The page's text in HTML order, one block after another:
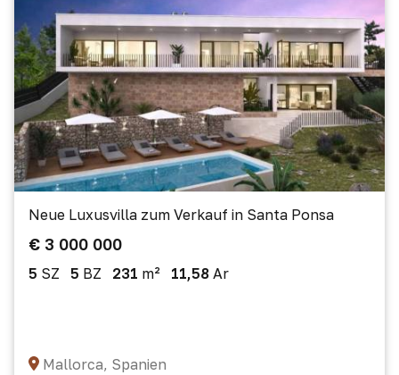
Neue Luxusvilla zum Verkauf in Santa Ponsa
€ 3 000 000
5 SZ 5 BZ 231 m² 11,58 Ar
Mallorca, Spanien